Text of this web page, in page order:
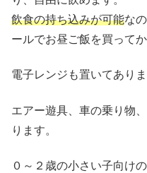
飲食の持ち込みが可能な
ールでお昼ご飯を買って
電子レンジも置いてありま
エアー遊具、車の乗り物
ります。
０～２歳の小さい子向け